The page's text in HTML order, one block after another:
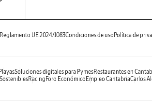
Reglamento UE 2024/1083Condiciones de uso Política de
PlayasSoluciones digitales para PymesRestaurantes en
SosteniblesRacing Foro Económico Empleo CantabriaCarlos